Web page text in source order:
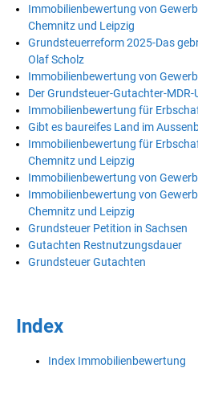
Immobilienbewertung von
Chemnitz und Leipzig
Grundsteuerreform 2025-Das
Olaf Scholz
Immobilienbewertung von
Der Grundsteuer-Gutachter-
Immobilienbewertung für
Gibt es baureifes Land im
Immobilienbewertung für
Chemnitz und Leipzig
Immobilienbewertung von
Immobilienbewertung von
Chemnitz und Leipzig
Grundsteuer Petition in Sachsen
Gutachten Restnutzungsdauer
Grundsteuer Gutachten
Index
Index Immobilienbewertung